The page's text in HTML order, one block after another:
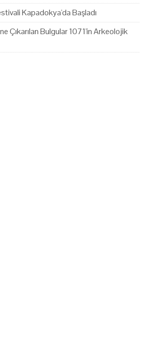
Kapadokya'da Başladı
Çıkarılan Bulgular 1071'in Arkeolojik